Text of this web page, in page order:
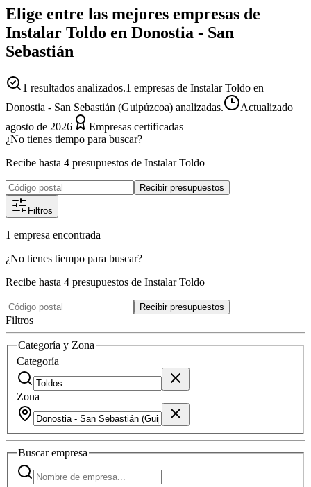
Elige entre las mejores empresas de
Instalar Toldo en Donostia - San
Sebastián
1 resultados analizados.1 empresas de Instalar Toldo en
Donostia - San Sebastián (Guipúzcoa) analizadas.
Actualizado
agosto de 2026
Empresas certificadas
¿No tienes tiempo para buscar?
Recibe hasta 4 presupuestos de Instalar Toldo
Recibir presupuestos
Filtros
1 empresa encontrada
¿No tienes tiempo para buscar?
Recibe hasta 4 presupuestos de Instalar Toldo
Recibir presupuestos
Filtros
Categoría y Zona
Categoría
Zona
Buscarempresa